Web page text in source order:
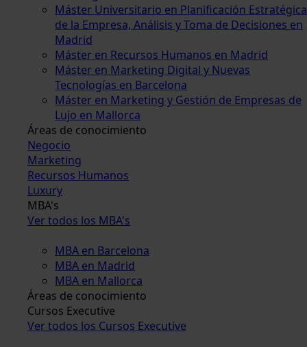
Máster Universitario en Planificación Estratégica
de la Empresa, Análisis y Toma de Decisiones en
Madrid
Máster en Recursos Humanos en Madrid
Máster en Marketing Digital y Nuevas
Tecnologías en Barcelona
Máster en Marketing y Gestión de Empresas de
Lujo en Mallorca
Áreas de conocimiento
Negocio
Marketing
Recursos Humanos
Luxury
MBA's
Ver todos los MBA's
MBA en Barcelona
MBA en Madrid
MBA en Mallorca
Áreas de conocimiento
Cursos Executive
Ver todos los Cursos Executive